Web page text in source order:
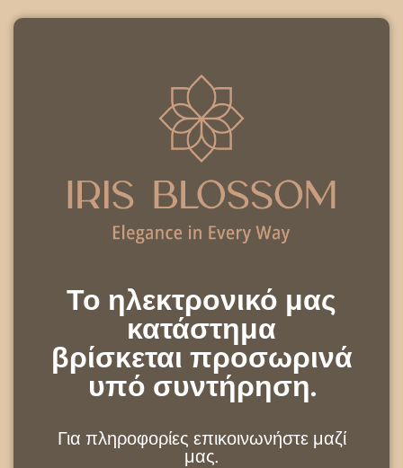
Το ηλεκτρονικό μας
κατάστημα
βρίσκεται προσωρινά
υπό συντήρηση.
Για πληροφορίες επικοινωνήστε μαζί
μας.